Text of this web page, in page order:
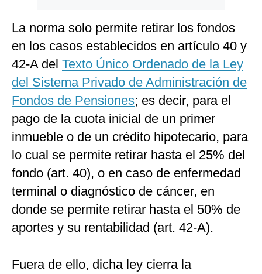
La norma solo permite retirar los fondos
en los casos establecidos en artículo 40 y
42-A del Texto Único Ordenado de la Ley
del Sistema Privado de Administración de
Fondos de Pensiones; es decir, para el
pago de la cuota inicial de un primer
inmueble o de un crédito hipotecario, para
lo cual se permite retirar hasta el 25% del
fondo (art. 40), o en caso de enfermedad
terminal o diagnóstico de cáncer, en
donde se permite retirar hasta el 50% de
aportes y su rentabilidad (art. 42-A).
Fuera de ello, dicha ley cierra la